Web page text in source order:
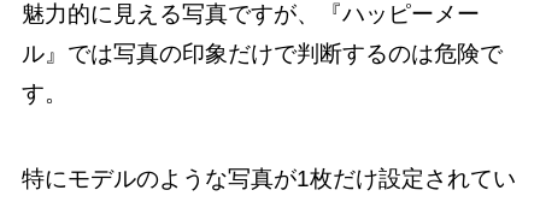
魅力的に見える写真ですが、『ハッピーメー
ル』では写真の印象だけで判断するのは危険で
す。
特にモデルのような写真が1枚だけ設定されてい